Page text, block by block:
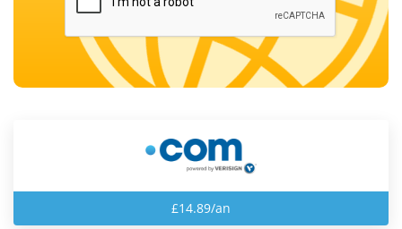
£14.89/an